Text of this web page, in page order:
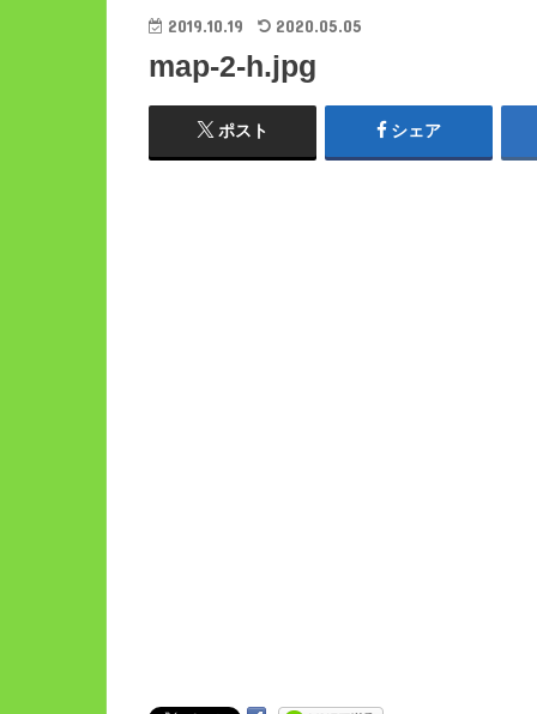
2019.10.19 2020.05.05
map-2-h.jpg
ポスト シェア